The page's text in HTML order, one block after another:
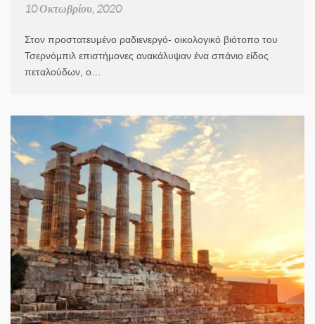
10 Οκτωβρίου, 2020
Στον προστατευμένο ραδιενεργό- οικολογικό βιότοπο του
Τσερνόμπιλ επιστήμονες ανακάλυψαν ένα σπάνιο είδος
πεταλούδων, ο…